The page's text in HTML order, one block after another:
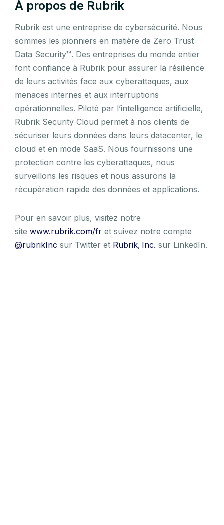
À propos de Rubrik
Rubrik est une entreprise de cybersécurité. Nous
sommes les pionniers en matière de Zero Trust
Data Security™. Des entreprises du monde entier
font confiance à Rubrik pour assurer la résilience
de leurs activités face aux cyberattaques, aux
menaces internes et aux interruptions
opérationnelles. Piloté par l’intelligence artificielle,
Rubrik Security Cloud permet à nos clients de
sécuriser leurs données dans leurs datacenter, le
cloud et en mode SaaS. Nous fournissons une
protection contre les cyberattaques, nous
surveillons les risques et nous assurons la
récupération rapide des données et applications.
Pour en savoir plus, visitez notre
site www.rubrik.com/fr et suivez notre compte
@rubrikInc sur Twitter et Rubrik, Inc. sur LinkedIn.